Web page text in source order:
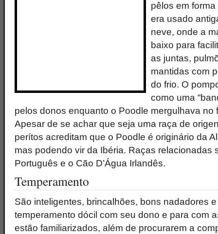
pêlos em
era usado
neve, onde a
baixo para
as juntas,
mantidas com
do frio. O
como uma
pelos donos enquanto o Poodle mergulhava no
Apesar de se achar que seja uma raça de
perítos acreditam que o Poodle é originário da
mas podendo vir da Ibéria. Raças relacionadas
Português e o Cão D’Água Irlandês.
Temperamento
São inteligentes, brincalhões, bons nadadores
temperamento dócil com seu dono e para com
estão familiarizados, além de procurarem a